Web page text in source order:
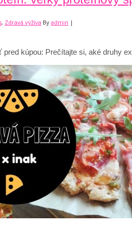
, Zdravá výživa By admin |
kúpou: Prečítajte si, aké druhy